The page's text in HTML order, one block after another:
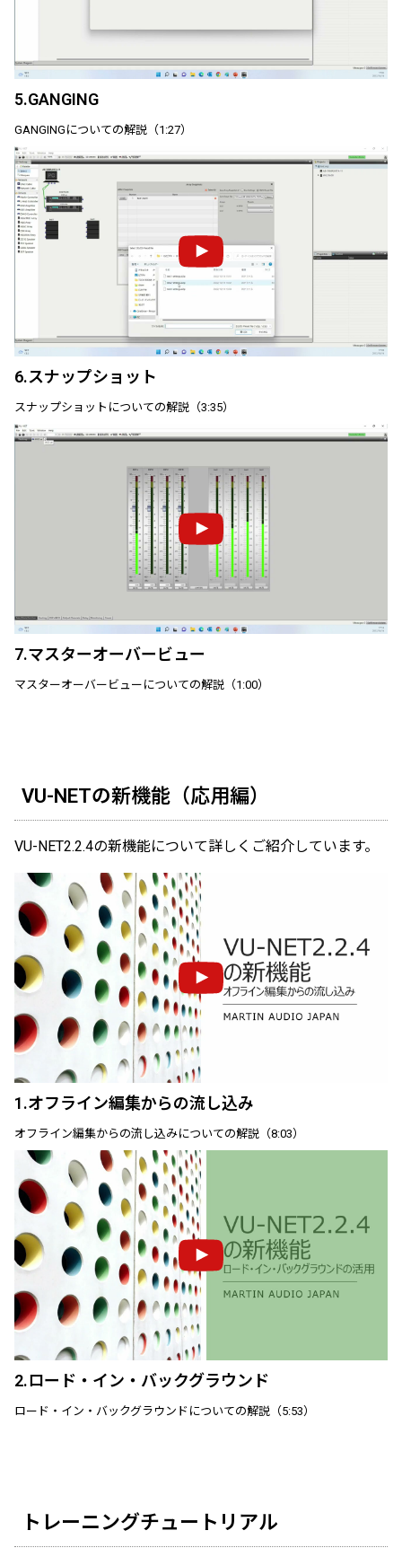
5.GANGING
GANGINGについての解説（1:27）
6.スナップショット
スナップショットについての解説（3:35）
7.マスターオーバービュー
マスターオーバービューについての解説（1:00）
VU-NETの新機能（応用編）
VU-NET2.2.4の新機能について詳しくご紹介しています。
1.オフライン編集からの流し込み
オフライン編集からの流し込みについての解説（8:03）
2.ロード・イン・バックグラウンド
ロード・イン・バックグラウンドについての解説（5:53）
トレーニングチュートリアル